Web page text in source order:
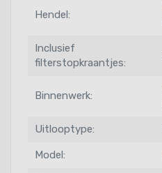
Hendel:
Inclusief
filterstopkraantjes:
Binnenwerk:
Uitlooptype:
Model: